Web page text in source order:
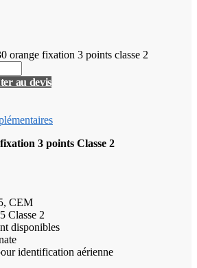
orange fixation 3 points classe 2
au devis
3 points Classe 2
CEM
Classe 2
disponibles
identification aérienne